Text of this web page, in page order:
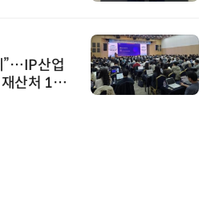
”…IP산업
산처 1호